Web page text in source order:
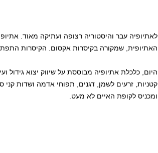
לאתיופיה עבר והיסטוריה רצופה ועתיקה מאוד.
האתיופית, שמקורה בקיסרות אקסום. הקיסרות
היום, כלכלת אתיופיה מבוססת על שיווק יצוא גידול
קטניות, זרעים לשמן, דגנים, תפוחי אדמה ושדות
ומכניס לקופת האיים לא מעט.